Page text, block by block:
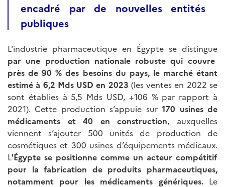
encadré par de nouvelles entités
publiques
L'industrie pharmaceutique en Égypte se distingue
par une production nationale robuste qui couvre
près de 90 % des besoins du pays, le marché étant
estimé à 6,2 Mds USD en 2023 (les ventes en 2022 se
sont établies à 5,5 Mds USD, +106 % par rapport à
2021). Cette production s’appuie sur170 usines de
médicaments et 40 en construction, auxquelles
viennent s’ajouter 500 unités de production de
cosmétiques et 300 usines d’équipements médicaux.
L'Égypte se positionne comme un acteur compétitif
pour la fabrication de produits pharmaceutiques,
notamment pour les médicaments génériques. Le